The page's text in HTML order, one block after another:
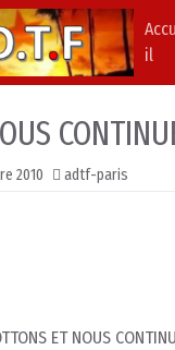
il
2010 adtf-paris
ET NOUS